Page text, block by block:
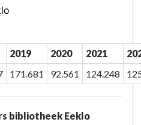
2019 2020 2021
171.681 92.561 124.248
bibliotheek Eeklo